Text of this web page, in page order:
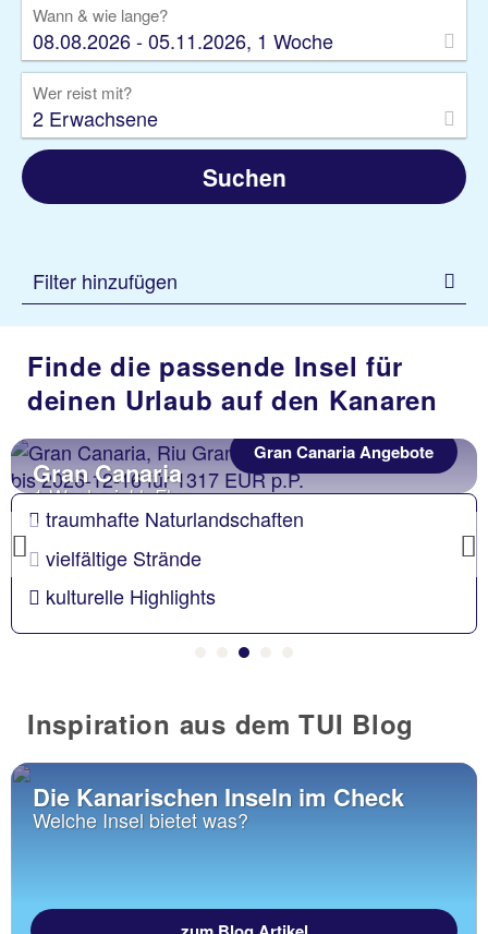
Wann & wie lange?
08.08.2026 - 05.11.2026, 1 Woche
Wer reist mit?
2 Erwachsene
Suchen
Filter hinzufügen
Finde die passende Insel für
deinen Urlaub auf den Kanaren
Previous
Gran Canaria
1 Woche inkl. Flug
Gran Canaria Angebote
traumhafte Naturlandschaften
vielfältige Strände
kulturelle Highlights
Inspiration aus dem TUI Blog
Die Kanarischen Inseln im Check
Welche Insel bietet was?